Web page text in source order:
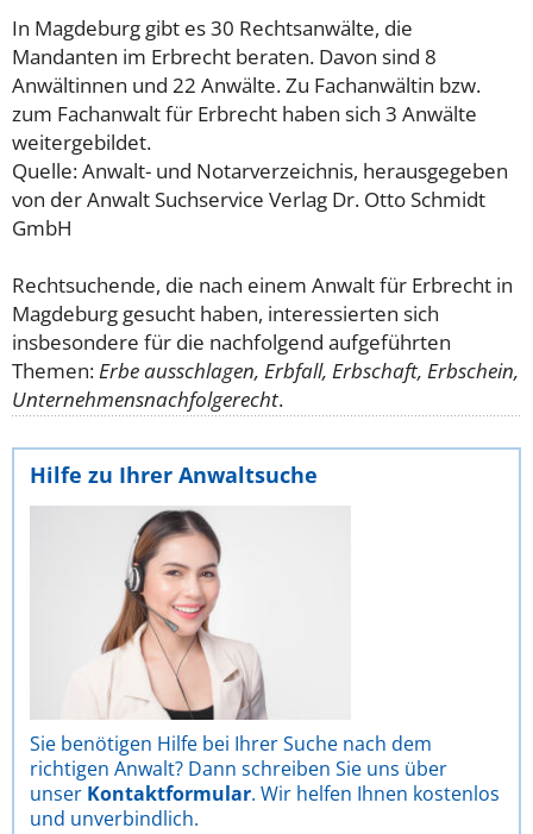
In Magdeburg gibt es 30 Rechtsanwälte, die
Mandanten im Erbrecht beraten. Davon sind 8
Anwältinnen und 22 Anwälte. Zu Fachanwältin bzw.
zum Fachanwalt für Erbrecht haben sich 3 Anwälte
weitergebildet.
Quelle: Anwalt- und Notarverzeichnis, herausgegeben
von der Anwalt Suchservice Verlag Dr. Otto Schmidt
GmbH
Rechtsuchende, die nach einem Anwalt für Erbrecht in
Magdeburg gesucht haben, interessierten sich
insbesondere für die nachfolgend aufgeführten
Themen:Erbe ausschlagen, Erbfall, Erbschaft, Erbschein,
Unternehmensnachfolgerecht.
Hilfe zu Ihrer Anwaltsuche
Sie benötigen Hilfe bei Ihrer Suche nach dem
richtigen Anwalt? Dann schreiben Sie uns über
unser Kontaktformular. Wir helfen Ihnen kostenlos
und unverbindlich.